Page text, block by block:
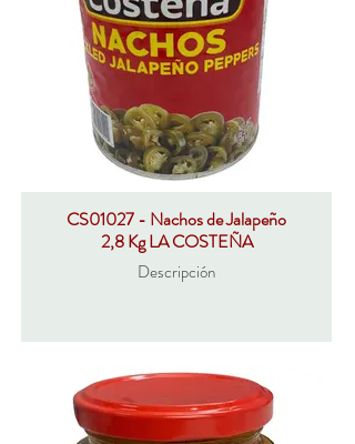
CS01027 - Nachos de Jalapeño
2,8 Kg LA COSTEÑA
Descripción